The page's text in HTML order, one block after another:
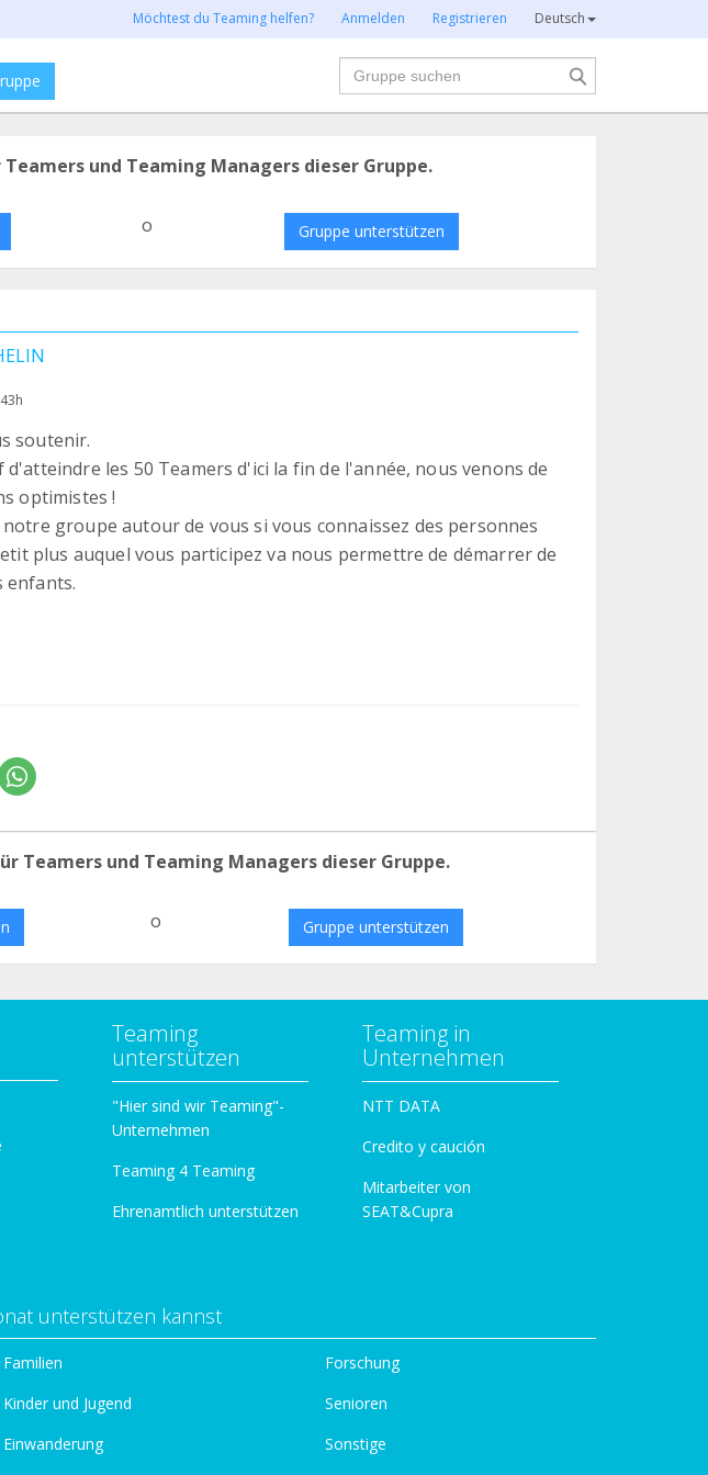
Möchtest du Teaming helfen? Anmelden Registrieren Deutsch
Suche
und Teaming Managers dieser Gruppe.
o Gruppe unterstützen
soutenir.
les 50 Teamers d'ici la fin de l'année, nous venons de
optimistes !
groupe autour de vous si vous connaissez des personnes
plus auquel vous participez va nous permettre de démarrer de
enfants.
Teamers und Teaming Managers dieser Gruppe.
o Gruppe unterstützen
Teaming
unterstützen
"Hier sind wir Teaming"-
Unternehmen
Teaming 4 Teaming
Ehrenamtlich unterstützen
Teaming in
Unternehmen
NTT DATA
Credito y caución
Mitarbeiter von
SEAT&Cupra
unterstützen kannst
Familien
Kinder und Jugend
Einwanderung
Forschung
Senioren
Sonstige